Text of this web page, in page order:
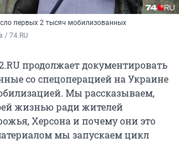
первых 2 тысяч мобилизованных
/ 74.RU
продолжает документировать
со спецоперацией на Украине
Мы рассказываем,
жизнью ради жителей
Херсона и почему они это
мы запускаем цикл